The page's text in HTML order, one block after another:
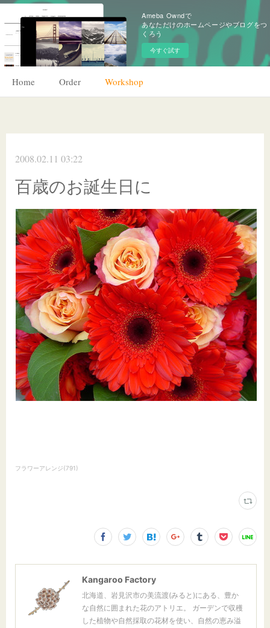
Ameba Owndで
あなただけのホームページやブログをつ
くろう
今すぐ試す
Home Order Workshop
2008.02.11 03:22
百歳のお誕生日に
フラワーアレンジ(791)
Kangaroo Factory
北海道、岩見沢市の美流渡(みると)にある、豊か
な自然に囲まれた花のアトリエ。 ガーデンで収穫
した植物や自然採取の花材を使い、自然の恵み溢